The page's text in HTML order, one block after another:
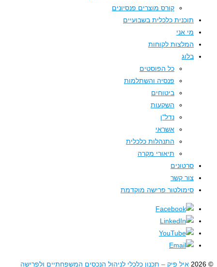
קורס מוצרים פנסיונים
תוכנית כלכלית בשבועיים
מי אני
המלצות לקוחות
בלוג
כל הפוסטים
פנסיה והשתלמות
ביטוחים
השקעות
נדל"ן
אשראי
התנהלות כלכלית
תיאורי מקרה
סרטונים
צור קשר
סימולטור פרישה מוקדמת
איל פיק – תכנון כלכלי לניהול הנכסים המשפחתיים ולפרישה